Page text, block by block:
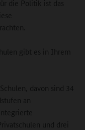
die Politik ist das
gibt es in Ihrem
davon sind 34
an
und drei